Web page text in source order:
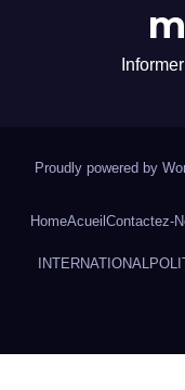
Proudly powered by
HomeAcueil Contactez-
INTERNATIONAL